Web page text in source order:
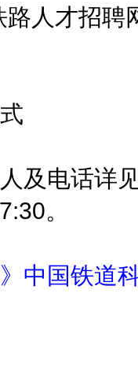
才招聘
电话详见
。
中国铁道